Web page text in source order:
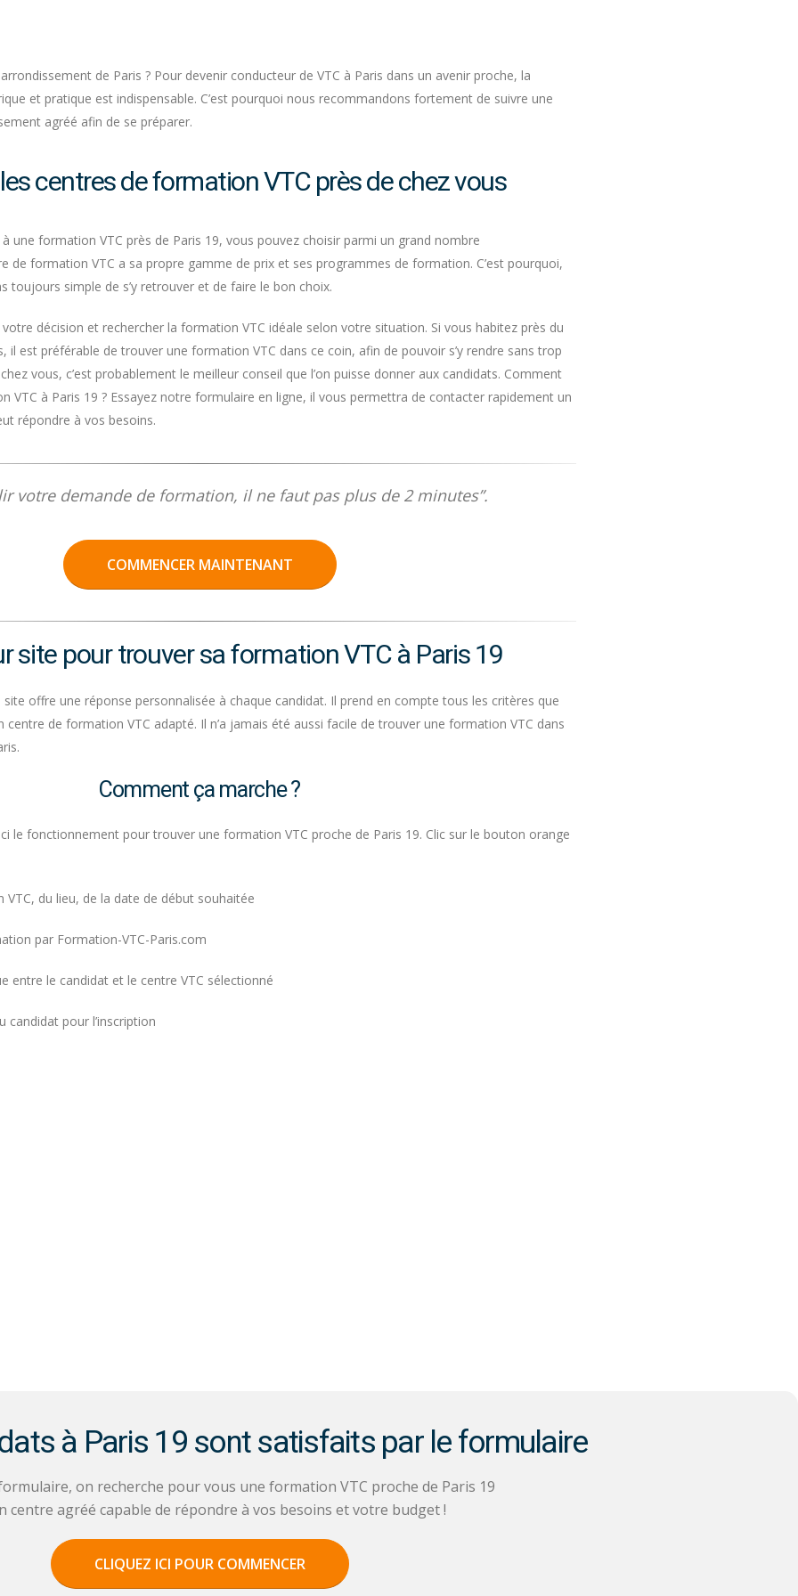
de Paris ? Pour devenir conducteur de VTC à Paris dans un avenir proche, la
et pratique est indispensable. C’est pourquoi nous recommandons fortement de suivre une
agréé afin de se préparer.
centres de formation VTC près de chez vous
une formation VTC près de Paris 19, vous pouvez choisir parmi un grand nombre
de formation VTC a sa propre gamme de prix et ses programmes de formation. C’est pourquoi,
toujours simple de s’y retrouver et de faire le bon choix.
décision et rechercher la formation VTC idéale selon votre situation. Si vous habitez près du
il est préférable de trouver une formation VTC dans ce coin, afin de pouvoir s’y rendre sans trop
vous, c’est probablement le meilleur conseil que l’on puisse donner aux candidats. Comment
VTC à Paris 19 ? Essayez notre formulaire en ligne, il vous permettra de contacter rapidement un
répondre à vos besoins.
votre demande de formation, il ne faut pas plus de 2 minutes”.
COMMENCER MAINTENANT
site pour trouver sa formation VTC à Paris 19
offre une réponse personnalisée à chaque candidat. Il prend en compte tous les critères que
de formation VTC adapté. Il n’a jamais été aussi facile de trouver une formation VTC dans
Comment ça marche ?
le fonctionnement pour trouver une formation VTC proche de Paris 19. Clic sur le bouton orange
du lieu, de la date de début souhaitée
par Formation-VTC-Paris.com
entre le candidat et le centre VTC sélectionné
pour l’inscription
à Paris 19 sont satisfaits par le formulaire
on recherche pour vous une formation VTC proche de Paris 19
centre agréé capable de répondre à vos besoins et votre budget !
CLIQUEZ ICI POUR COMMENCER